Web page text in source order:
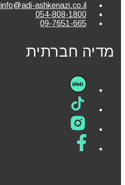
info@adi-ashkenazi.co.il
054-808-1800
09-7651-665
מדיה חברתית